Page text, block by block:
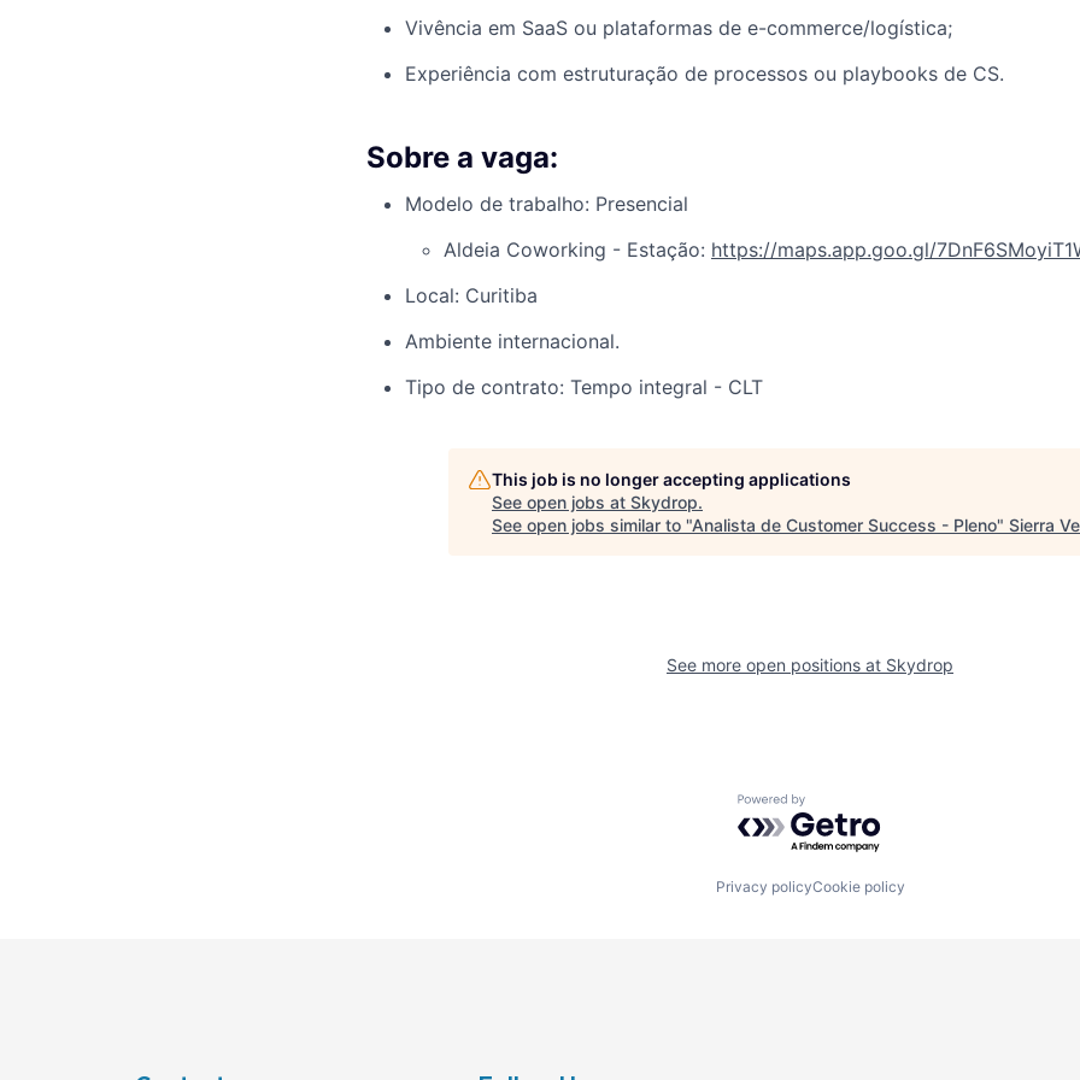
Vivência em SaaS ou plataformas de e-commerce/logística;
Experiência com estruturação de processos ou playbooks de CS.
Sobre a vaga:
Modelo de trabalho: Presencial
Aldeia Coworking - Estação: https://maps.app.goo.gl/
Local: Curitiba
Ambiente internacional.
Tipo de contrato: Tempo integral - CLT
This job is no longer accepting applications
See open jobs at Skydrop.
See open jobs similar to "Analista de Customer Success - Pleno" Sierra
See more open positions at Skydrop
Powered by Getro.com
Privacy policyCookie policy